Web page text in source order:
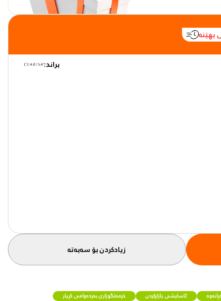
بهێنە
براند:
زیادکردن بۆ سەبەتە
ئاسایشی بازاڕکردن خزمەتگوزاری بەردەوامی کڕیار